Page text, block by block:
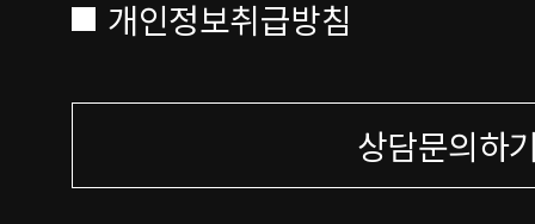
개인정보취급방침
상담문의하